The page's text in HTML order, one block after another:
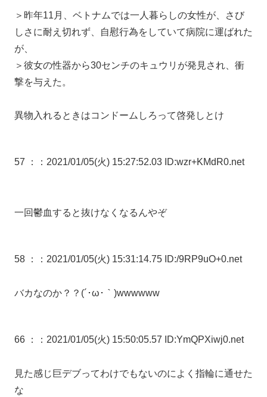
＞昨年11月、ベトナムでは一人暮らしの女性が、さび
しさに耐え切れず、自慰行為をしていて病院に運ばれた
が、
＞彼女の性器から30センチのキュウリが発見され、衝
撃を与えた。
異物入れるときはコンドームしろって啓発しとけ
57 ： ：2021/01/05(火) 15:27:52.03 ID:wzr+KMdR0.net
一回鬱血すると抜けなくなるんやぞ
58 ： ：2021/01/05(火) 15:31:14.75 ID:/9RP9uO+0.net
バカなのか？？(´･ω･｀)wwwwww
66 ： ：2021/01/05(火) 15:50:05.57 ID:YmQPXiwj0.net
見た感じ巨デブってわけでもないのによく指輪に通せた
な